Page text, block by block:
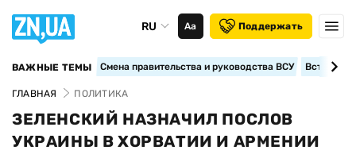
RU Аа Поддержать
ВАЖНЫЕ ТЕМЫ Смена правительства и руководства ВСУ
ГЛАВНАЯ ПОЛИТИКА
ЗЕЛЕНСКИЙ НАЗНАЧИЛ ПОСЛОВ
УКРАИНЫ В ХОРВАТИИ И АРМЕНИИ